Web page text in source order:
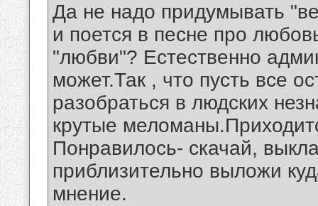
Да не надо придумывать
и поется в песне про
"любви"? Естественно
может.Так , что пусть все
разобраться в людских
крутые
Понравилось- скачай,
приблизительно выложи
мнение.